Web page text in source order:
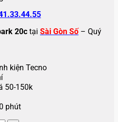
20c tại Sài Gòn Số– Quý
kiện Tecno
50-150k
phút